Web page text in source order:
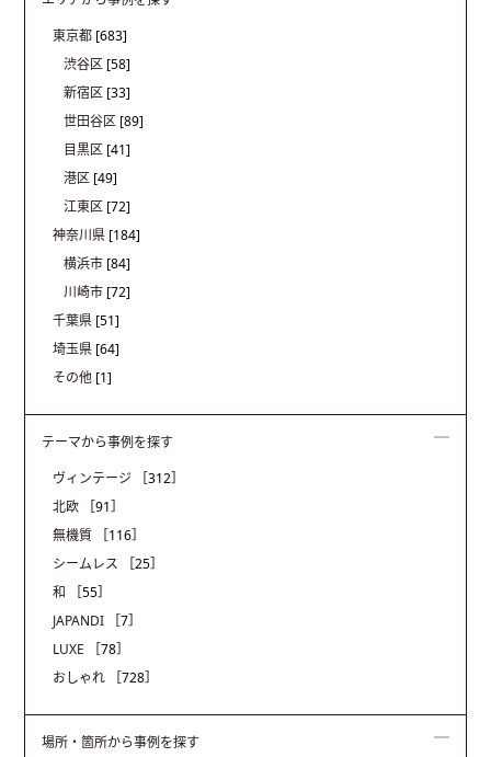
東京都 [683]
渋谷区 [58]
新宿区 [33]
世田谷区 [89]
目黒区 [41]
港区 [49]
江東区 [72]
神奈川県 [184]
横浜市 [84]
川崎市 [72]
千葉県 [51]
埼玉県 [64]
その他 [1]
テーマから事例を探す
ヴィンテージ
［312］
北欧
［91］
無機質
［116］
シームレス
［25］
和
［55］
JAPANDI
［7］
LUXE
［78］
おしゃれ
［728］
場所・箇所から事例を探す